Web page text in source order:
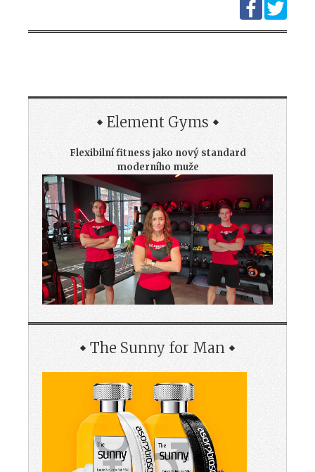
Element Gyms
Flexibilní fitness jako nový standard
moderního muže
The Sunny for Man